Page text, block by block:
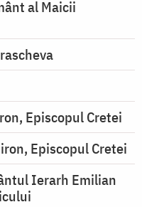
al Maicii
Episcopul Cretei
Episcopul Cretei
Ierarh Emilian